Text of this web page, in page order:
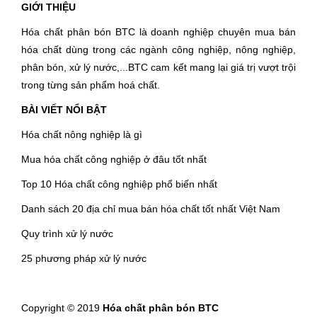
GIỚI THIỆU
Hóa chất phân bón BTC là doanh nghiệp chuyên mua bán
hóa chất dùng trong các ngành công nghiệp, nông nghiệp,
phân bón, xử lý nước,...BTC cam kết mang lại giá trị vượt trội
trong từng sản phẩm hoá chất.
BÀI VIẾT NỔI BẬT
Hóa chất nông nghiệp là gì
Mua hóa chất công nghiệp ở đâu tốt nhất
Top 10 Hóa chất công nghiệp phổ biến nhất
Danh sách 20 địa chỉ mua bán hóa chất tốt nhất Việt Nam
Quy trình xử lý nước
25 phương pháp xử lý nước
Copyright © 2019 Hóa chất phân bón BTC